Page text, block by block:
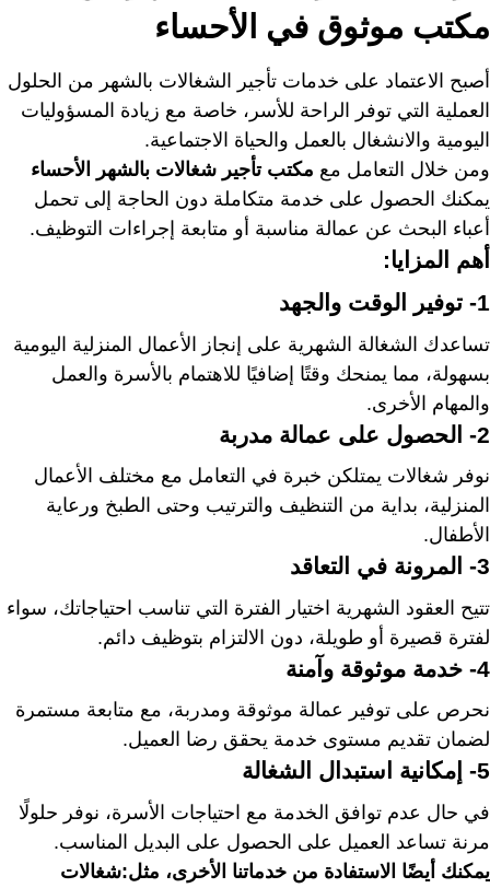
مكتب موثوق في الأحساء
أصبح الاعتماد على خدمات تأجير الشغالات بالشهر من الحلول
العملية التي توفر الراحة للأسر، خاصة مع زيادة المسؤوليات
اليومية والانشغال بالعمل والحياة الاجتماعية.
ومن خلال التعامل مع مكتب تأجير شغالات بالشهر الأحساء
يمكنك الحصول على خدمة متكاملة دون الحاجة إلى تحمل
أعباء البحث عن عمالة مناسبة أو متابعة إجراءات التوظيف.
أهم المزايا:
1- توفير الوقت والجهد
تساعدك الشغالة الشهرية على إنجاز الأعمال المنزلية اليومية
بسهولة، مما يمنحك وقتًا إضافيًا للاهتمام بالأسرة والعمل
والمهام الأخرى.
2- الحصول على عمالة مدربة
نوفر شغالات يمتلكن خبرة في التعامل مع مختلف الأعمال
المنزلية، بداية من التنظيف والترتيب وحتى الطبخ ورعاية
الأطفال.
3- المرونة في التعاقد
تتيح العقود الشهرية اختيار الفترة التي تناسب احتياجاتك، سواء
لفترة قصيرة أو طويلة، دون الالتزام بتوظيف دائم.
4- خدمة موثوقة وآمنة
نحرص على توفير عمالة موثوقة ومدربة، مع متابعة مستمرة
لضمان تقديم مستوى خدمة يحقق رضا العميل.
5- إمكانية استبدال الشغالة
في حال عدم توافق الخدمة مع احتياجات الأسرة، نوفر حلولًا
مرنة تساعد العميل على الحصول على البديل المناسب.
يمكنك أيضًا الاستفادة من خدماتنا الأخرى، مثل:شغالات